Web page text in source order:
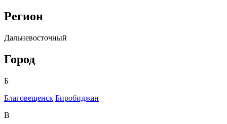
Регион
Дальневосточный
Город
Б
Благовещенск Биробиджан
В